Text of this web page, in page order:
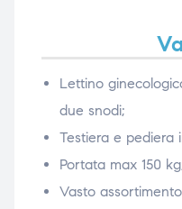
Lettino
due snodi;
Testiera e pediera
Portata max 150
Vasto